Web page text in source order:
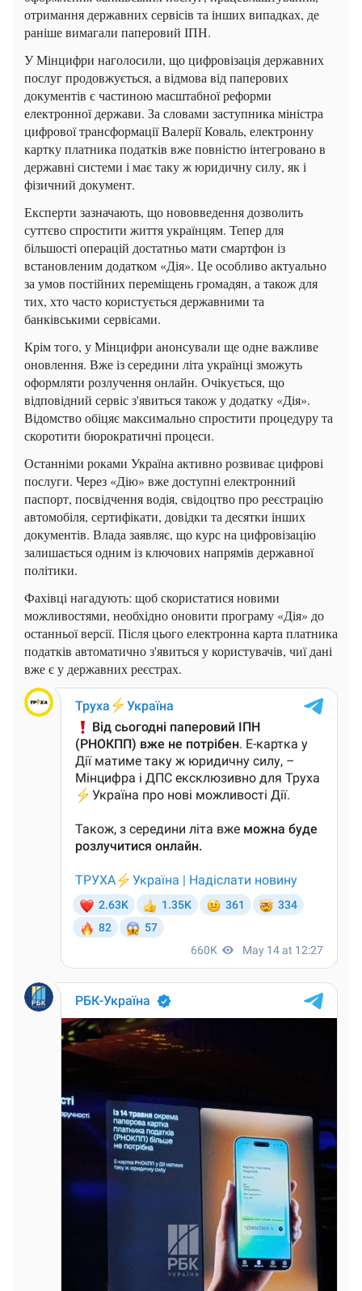
отримання державних сервісів та інших випадках, де
раніше вимагали паперовий ІПН.
У Мінцифри наголосили, що цифровізація державних
послуг продовжується, а відмова від паперових
документів є частиною масштабної реформи
електронної держави. За словами заступника міністра
цифрової трансформації Валерії Коваль, електронну
картку платника податків вже повністю інтегровано в
державні системи і має таку ж юридичну силу, як і
фізичний документ.
Експерти зазначають, що нововведення дозволить
суттєво спростити життя українцям. Тепер для
більшості операцій достатньо мати смартфон із
встановленим додатком «Дія». Це особливо актуально
за умов постійних переміщень громадян, а також для
тих, хто часто користується державними та
банківськими сервісами.
Крім того, у Мінцифри анонсували ще одне важливе
оновлення. Вже із середини літа українці зможуть
оформляти розлучення онлайн. Очікується, що
відповідний сервіс з'явиться також у додатку «Дія».
Відомство обіцяє максимально спростити процедуру та
скоротити бюрократичні процеси.
Останніми роками Україна активно розвиває цифрові
послуги. Через «Дію» вже доступні електронний
паспорт, посвідчення водія, свідоцтво про реєстрацію
автомобіля, сертифікати, довідки та десятки інших
документів. Влада заявляє, що курс на цифровізацію
залишається одним із ключових напрямів державної
політики.
Фахівці нагадують: щоб скористатися новими
можливостями, необхідно оновити програму «Дія» до
останньої версії. Після цього електронна карта платника
податків автоматично з'явиться у користувачів, чиї дані
вже є у державних реєстрах.